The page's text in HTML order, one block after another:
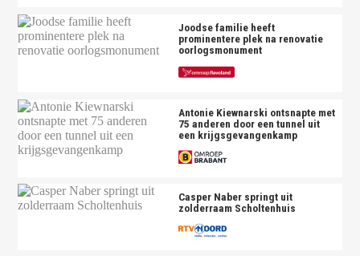
Joodse familie heeft
prominentere plek na renovatie
oorlogsmonument
Antonie Kiewnarski ontsnapte met
75 anderen door een tunnel uit
een krijgsgevangenkamp
Casper Naber springt uit
zolderraam Scholtenhuis